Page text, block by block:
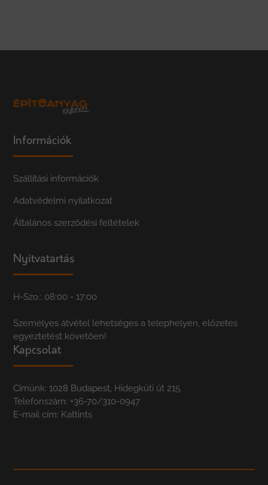
Információk
Szállítási információk
Adatvédelmi nyilatkozat
Általános szerződési feltételek
Nyitvatartás
H-Szo.: 08:00 - 17:00
Személyes átvétel lehetséges a telephelyen, előzetes
egyeztetést követően!
Kapcsolat
Címünk: 1028 Budapest, Hidegkúti út 215.
Telefonszám: +36-70/310-0947
E-mail cím: Kattints